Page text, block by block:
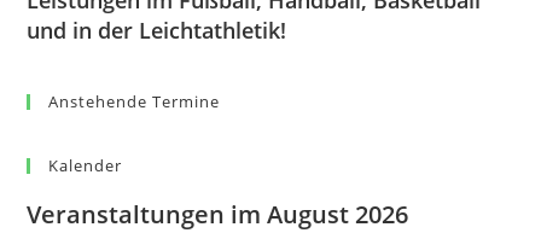
und in der Leichtathletik!
Anstehende Termine
Kalender
Veranstaltungen im August 2026